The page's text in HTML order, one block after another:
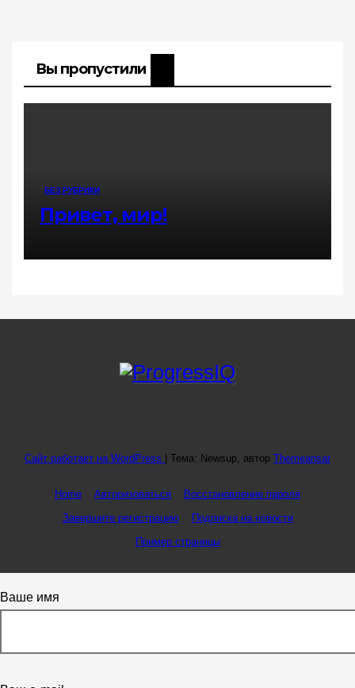
Вы пропустили
БЕЗ РУБРИКИ
Привет, мир!
Сайт работает на WordPress Тема: Newsup, автор Themeansar
Home Авторизоваться
Восстановление пароля
Завершите регистрацию
Подписка на новости
Пример страницы
Ваше имя